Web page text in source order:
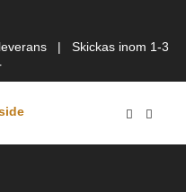
| Skickas inom 1-3